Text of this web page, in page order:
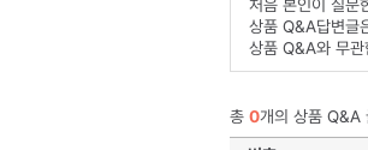
처음 본인이 질문
상품 Q&A답변글
상품 Q&A와 무
총 0개의 상품 Q&A